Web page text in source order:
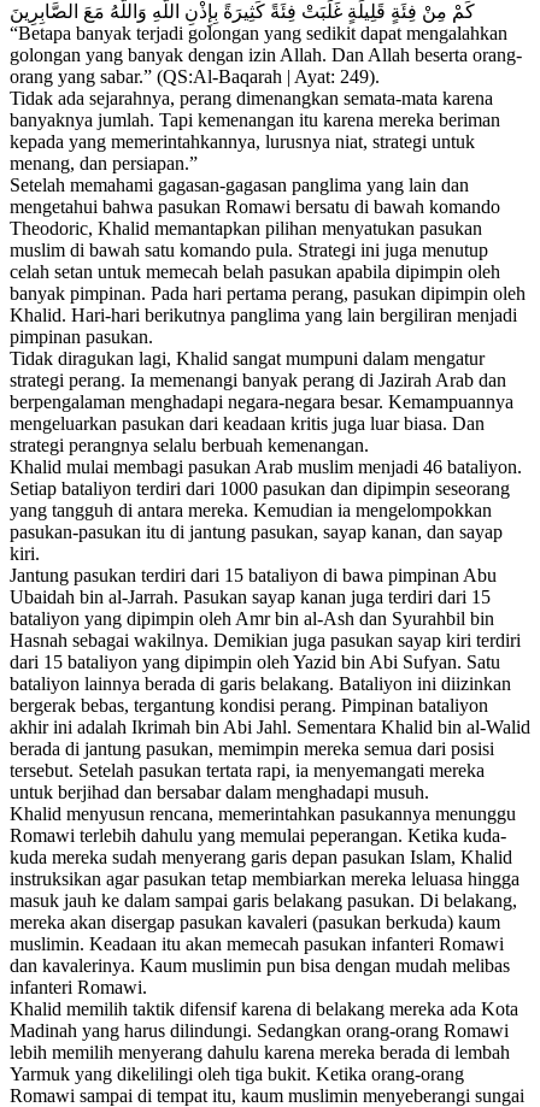
كَمْ مِنْ فِئَةٍ قَلِيلَةٍ غَلَبَتْ فِئَةً كَثِيرَةً بِإِذْنِ اللَّهِ وَاللَّهُ مَعَ الصَّابِرِينَ
“Betapa banyak terjadi golongan yang sedikit dapat mengalahkan
golongan yang banyak dengan izin Allah. Dan Allah beserta orang-
orang yang sabar.” (QS:Al-Baqarah | Ayat: 249).
Tidak ada sejarahnya, perang dimenangkan semata-mata karena
banyaknya jumlah. Tapi kemenangan itu karena mereka beriman
kepada yang memerintahkannya, lurusnya niat, strategi untuk
menang, dan persiapan.”
Setelah memahami gagasan-gagasan panglima yang lain dan
mengetahui bahwa pasukan Romawi bersatu di bawah komando
Theodoric, Khalid memantapkan pilihan menyatukan pasukan
muslim di bawah satu komando pula. Strategi ini juga menutup
celah setan untuk memecah belah pasukan apabila dipimpin oleh
banyak pimpinan. Pada hari pertama perang, pasukan dipimpin oleh
Khalid. Hari-hari berikutnya panglima yang lain bergiliran menjadi
pimpinan pasukan.
Tidak diragukan lagi, Khalid sangat mumpuni dalam mengatur
strategi perang. Ia memenangi banyak perang di Jazirah Arab dan
berpengalaman menghadapi negara-negara besar. Kemampuannya
mengeluarkan pasukan dari keadaan kritis juga luar biasa. Dan
strategi perangnya selalu berbuah kemenangan.
Khalid mulai membagi pasukan Arab muslim menjadi 46 bataliyon.
Setiap bataliyon terdiri dari 1000 pasukan dan dipimpin seseorang
yang tangguh di antara mereka. Kemudian ia mengelompokkan
pasukan-pasukan itu di jantung pasukan, sayap kanan, dan sayap
kiri.
Jantung pasukan terdiri dari 15 bataliyon di bawa pimpinan Abu
Ubaidah bin al-Jarrah. Pasukan sayap kanan juga terdiri dari 15
bataliyon yang dipimpin oleh Amr bin al-Ash dan Syurahbil bin
Hasnah sebagai wakilnya. Demikian juga pasukan sayap kiri terdiri
dari 15 bataliyon yang dipimpin oleh Yazid bin Abi Sufyan. Satu
bataliyon lainnya berada di garis belakang. Bataliyon ini diizinkan
bergerak bebas, tergantung kondisi perang. Pimpinan bataliyon
akhir ini adalah Ikrimah bin Abi Jahl. Sementara Khalid bin al-Walid
berada di jantung pasukan, memimpin mereka semua dari posisi
tersebut. Setelah pasukan tertata rapi, ia menyemangati mereka
untuk berjihad dan bersabar dalam menghadapi musuh.
Khalid menyusun rencana, memerintahkan pasukannya menunggu
Romawi terlebih dahulu yang memulai peperangan. Ketika kuda-
kuda mereka sudah menyerang garis depan pasukan Islam, Khalid
instruksikan agar pasukan tetap membiarkan mereka leluasa hingga
masuk jauh ke dalam sampai garis belakang pasukan. Di belakang,
mereka akan disergap pasukan kavaleri (pasukan berkuda) kaum
muslimin. Keadaan itu akan memecah pasukan infanteri Romawi
dan kavalerinya. Kaum muslimin pun bisa dengan mudah melibas
infanteri Romawi.
Khalid memilih taktik difensif karena di belakang mereka ada Kota
Madinah yang harus dilindungi. Sedangkan orang-orang Romawi
lebih memilih menyerang dahulu karena mereka berada di lembah
Yarmuk yang dikelilingi oleh tiga bukit. Ketika orang-orang
Romawi sampai di tempat itu, kaum muslimin menyeberangi sungai